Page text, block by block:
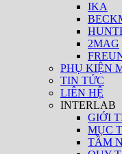
IKA
2MAG
PHỤ KIỆN
TIN TỨC
LIÊN HỆ
INTERLAB
GIỚI
MỤC
TẦM